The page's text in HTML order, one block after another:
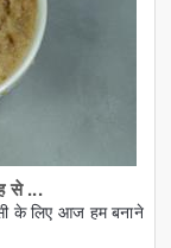
से ...
के लिए आज हम बनाने